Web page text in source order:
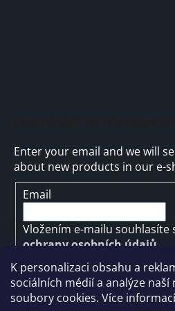
K personalizaci obsahu a
sociálních médií a analýze
soubory cookies. Více
Enter your email and we will
about new products in our e-
Email
Vložením e-mailu souhlasíte
ochrany osobních údajů
SUBSCRIBE